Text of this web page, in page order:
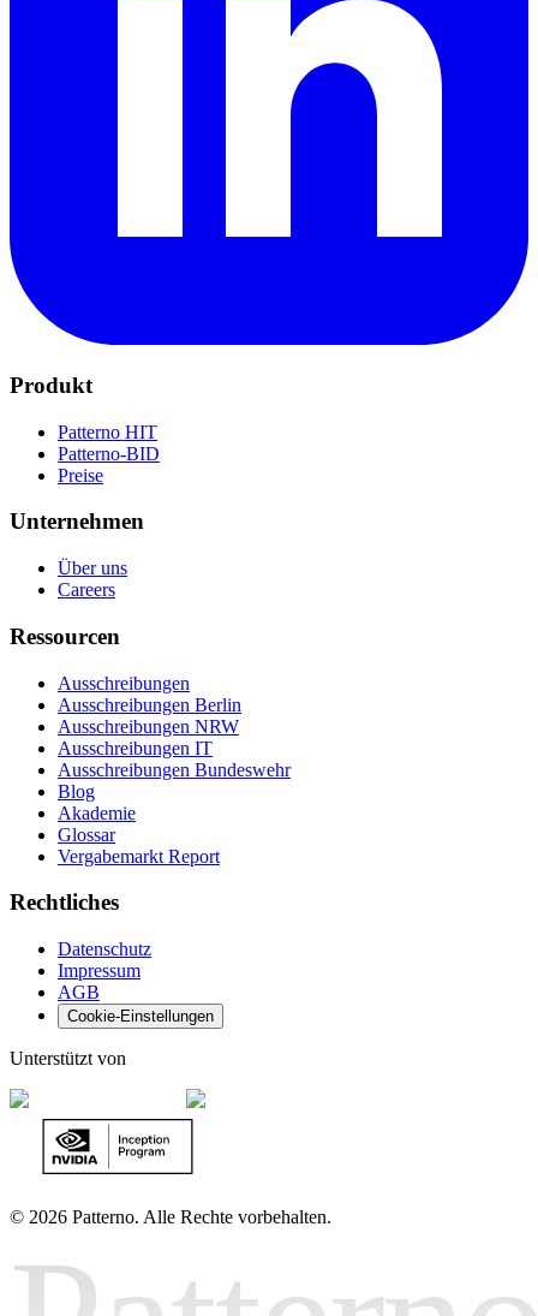
Produkt
Patterno HIT
Patterno-BID
Preise
Unternehmen
Über uns
Careers
Ressourcen
Ausschreibungen
Ausschreibungen Berlin
Ausschreibungen NRW
Ausschreibungen IT
Ausschreibungen Bundeswehr
Blog
Akademie
Glossar
Vergabemarkt Report
Rechtliches
Datenschutz
Impressum
AGB
Cookie-Einstellungen
Unterstützt von
© 2026 Patterno. Alle Rechte vorbehalten.